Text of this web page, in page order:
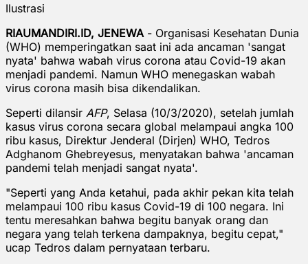
Ilustrasi
RIAUMANDIRI.ID, JENEWA - Organisasi Kesehatan Dunia
(WHO) memperingatkan saat ini ada ancaman 'sangat
nyata' bahwa wabah virus corona atau Covid-19 akan
menjadi pandemi. Namun WHO menegaskan wabah
virus corona masih bisa dikendalikan.
Seperti dilansir AFP, Selasa (10/3/2020), setelah jumlah
kasus virus corona secara global melampaui angka 100
ribu kasus, Direktur Jenderal (Dirjen) WHO, Tedros
Adghanom Ghebreyesus, menyatakan bahwa 'ancaman
pandemi telah menjadi sangat nyata'.
"Seperti yang Anda ketahui, pada akhir pekan kita telah
melampaui 100 ribu kasus Covid-19 di 100 negara. Ini
tentu meresahkan bahwa begitu banyak orang dan
negara yang telah terkena dampaknya, begitu cepat,"
ucap Tedros dalam pernyataan terbaru.